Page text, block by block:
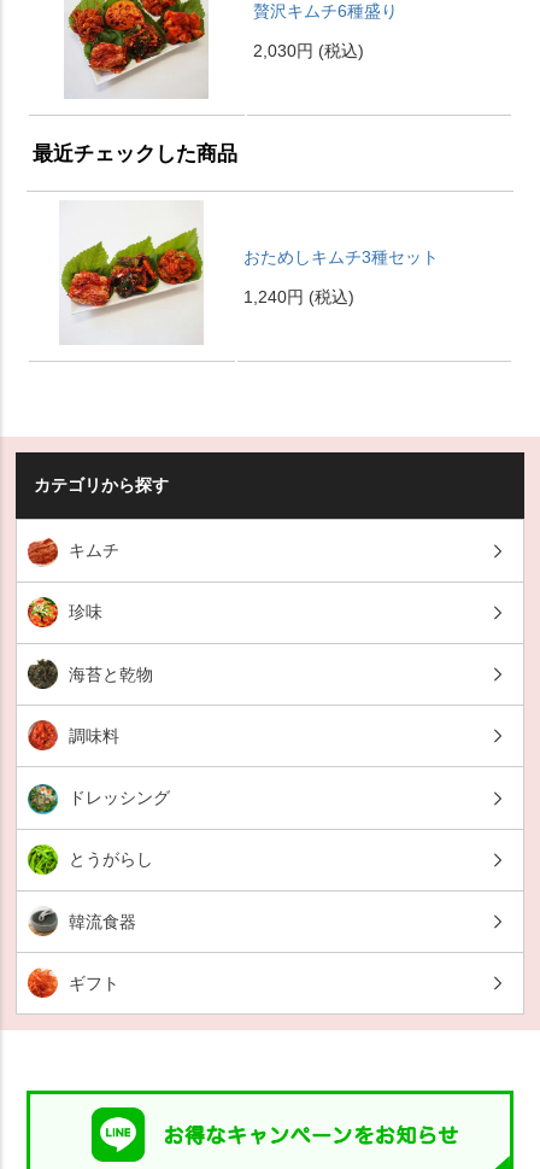
贅沢キムチ6種盛り
2,030円 (税込)
最近チェックした商品
おためしキムチ3種セット
1,240円 (税込)
カテゴリから探す
キムチ
珍味
海苔と乾物
調味料
ドレッシング
とうがらし
韓流食器
ギフト